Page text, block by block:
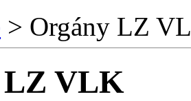
> Orgány LZ
LZ VLK